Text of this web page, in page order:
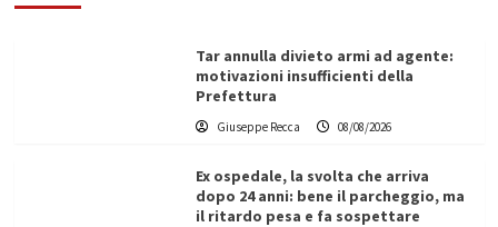
Tar annulla divieto armi ad agente:
motivazioni insufficienti della
Prefettura
Giuseppe Recca 08/08/2026
Ex ospedale, la svolta che arriva
dopo 24 anni: bene il parcheggio, ma
il ritardo pesa e fa sospettare